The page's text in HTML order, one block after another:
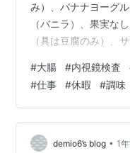
み）、バナナヨーグ
（バニラ）、果実な
（具は豆腐のみ）、
果実なしリンゴゼリ
消化が良いので胃に
水分を多めに取るか
既にヘロヘロっす。
頑張れ俺！（笑） 因
#大腸 #内視鏡検査
#仕事 #休暇 #調味
demio6’s blog • 1